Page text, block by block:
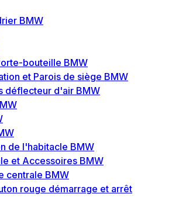
BMW
bouteille BMW
et Parois de siège BMW
déflecteur d'air BMW
de l'habitacle BMW
et Accessoires BMW
centrale BMW
rouge démarrage et arrêt